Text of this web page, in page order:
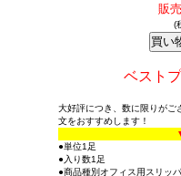
販
(
ベスト
大好評につき、数に限りがご
文をおすすめします！
●単位1足
●入り数1足
●商品種別オフィス用スリッ